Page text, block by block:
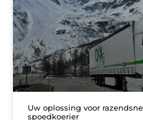
Uw oplossing voor
spoedkoerier